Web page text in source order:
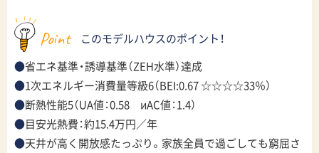
Point
このモデルハウスのポイント！
省エネ基準・誘導基準（ZEH水準）達成
1次エネルギー消費量等級6（BEI:0.67 ☆☆☆☆33％）
断熱性能5（UA値：0.58 иAC値：1.4）
目安光熱費：約15.4万円／年
天井が高く開放感たっぷり。家族全員で過ごしても窮屈さ